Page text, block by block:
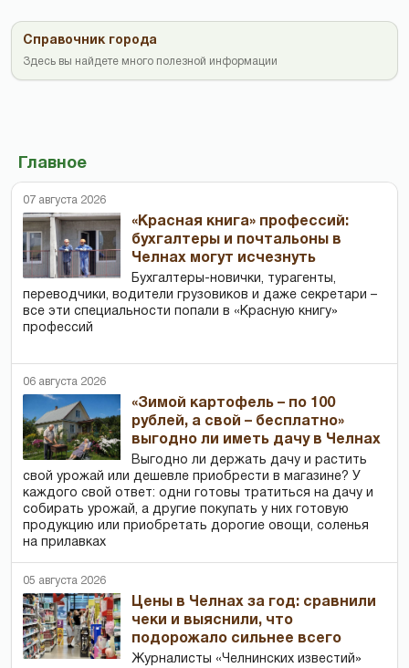
Справочник города
Здесь вы найдете много полезной информации
Главное
07 августа 2026
«Красная книга» профессий:
бухгалтеры и почтальоны в
Челнах могут исчезнуть
Бухгалтеры-новички, тур­агенты,
переводчики, водители грузовиков и даже секретари –
все эти специальности попали в «Красную книгу»
профессий
06 августа 2026
«Зимой картофель – по 100
рублей, а свой – бесплатно»
выгодно ли иметь дачу в Челнах
Выгодно ли держать дачу и растить
свой урожай или дешевле приобрести в магазине? У
каждого свой ответ: одни готовы тратиться на дачу и
собирать урожай, а другие покупать у них готовую
продукцию или приобретать дорогие овощи, соленья
на прилавках
05 августа 2026
Цены в Челнах за год: сравнили
чеки и выяснили, что
подорожало сильнее всего
Журналисты «Челнинских известий»